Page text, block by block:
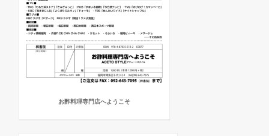
お酢料理専門店へようこそ